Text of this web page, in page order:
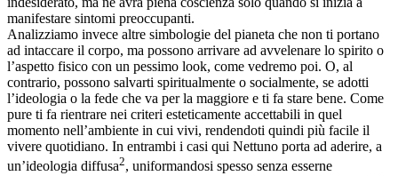
manifestare sintomi preoccupanti.
Analizziamo invece altre simbologie del pianeta che non ti portano
ad intaccare il corpo, ma possono arrivare ad avvelenare lo spirito o
l’aspetto fisico con un pessimo look, come vedremo poi. O, al
contrario, possono salvarti spiritualmente o socialmente, se adotti
l’ideologia o la fede che va per la maggiore e ti fa stare bene. Come
pure ti fa rientrare nei criteri esteticamente accettabili in quel
momento nell’ambiente in cui vivi, rendendoti quindi più facile il
vivere quotidiano. In entrambi i casi qui Nettuno porta ad aderire, a
un’ideologia diffusa2, uniformandosi spesso senza esserne